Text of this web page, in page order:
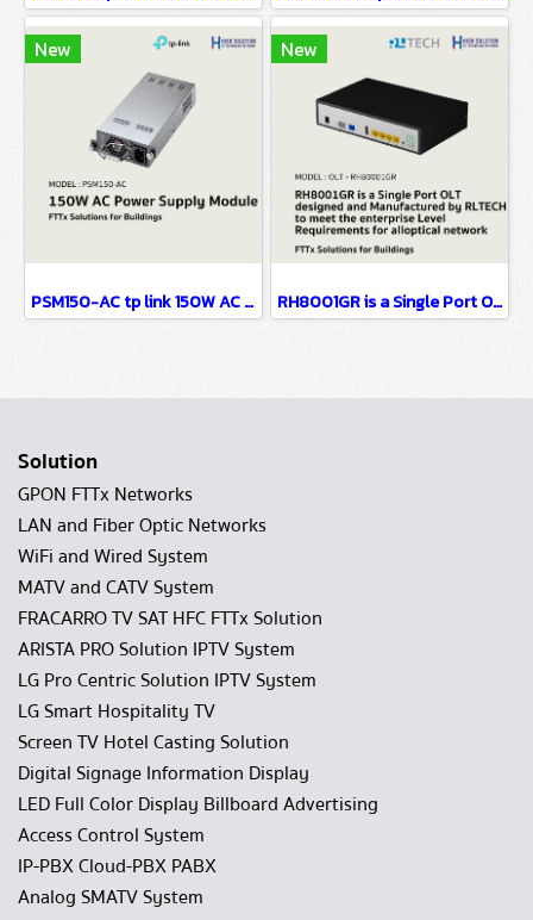
New
PSM150-AC tp link 150W AC Power Supply Module FTTx Solutions for Buildings
New
RH8001GR is a Single Port OLT designed FTTx Solutions for Buildings
Solution
GPON FTTx Networks
LAN and Fiber Optic Networks
WiFi and Wired System
MATV and CATV System
FRACARRO TV SAT HFC FTTx Solution
ARISTA PRO Solution IPTV System
LG Pro Centric Solution IPTV System
LG Smart Hospitality TV
Screen TV Hotel Casting Solution
Digital Signage Information Display
LED Full Color Display Billboard Advertising
Access Control System
IP-PBX Cloud-PBX PABX
Analog SMATV System